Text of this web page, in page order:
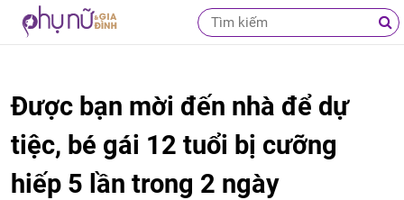
Được bạn mời đến nhà để dự
tiệc, bé gái 12 tuổi bị cưỡng
hiếp 5 lần trong 2 ngày